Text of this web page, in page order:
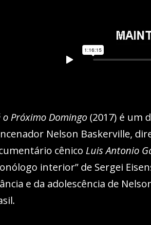
o Próximo Domingo (2017) é um
Nelson Baskerville,
cênico Luis Antonio
interior” de Sergei
e da adolescência de